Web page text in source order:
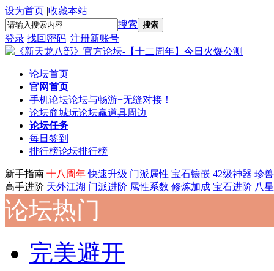
设为首页 |收藏本站
搜索 搜索
登录 找回密码| 注册新账号
论坛首页
官网首页
手机论坛论坛与畅游+无缝对接！
论坛商城玩论坛赢道具周边
论坛任务
每日签到
排行榜论坛排行榜
新手指南 十八周年 快速升级 门派属性 宝石镶嵌 42级神器 珍
高手进阶 天外江湖 门派进阶 属性系数 修炼加成 宝石进阶 八
论坛热门
完美避开